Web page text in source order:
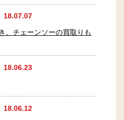
18.07.07
、チェーンソーの買取りも
18.06.23
18.06.12